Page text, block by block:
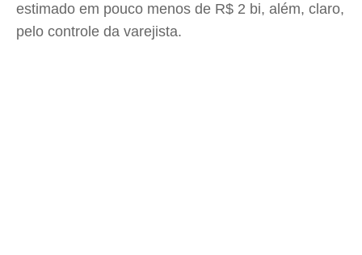
estimado em pouco menos de R$ 2 bi, além, claro,
pelo controle da varejista.